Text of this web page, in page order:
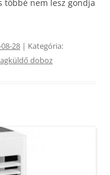
többé nem lesz gondja
28 | Kategória:
doboz